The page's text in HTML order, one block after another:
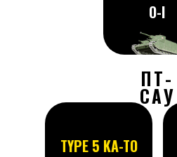
ПТ-
САУ
TYPE 5 KA-TO
O-I